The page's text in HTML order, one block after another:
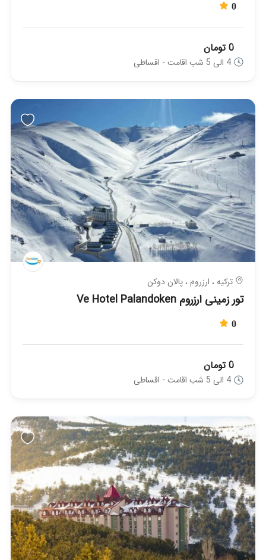
0
0 تومان
4 الی 5 شب اقامت - اقساطی
ترکیه ، ارزروم ، پالان دوکن
تور زمینی ارزروم Ve Hotel Palandoken
0
0 تومان
4 الی 5 شب اقامت - اقساطی